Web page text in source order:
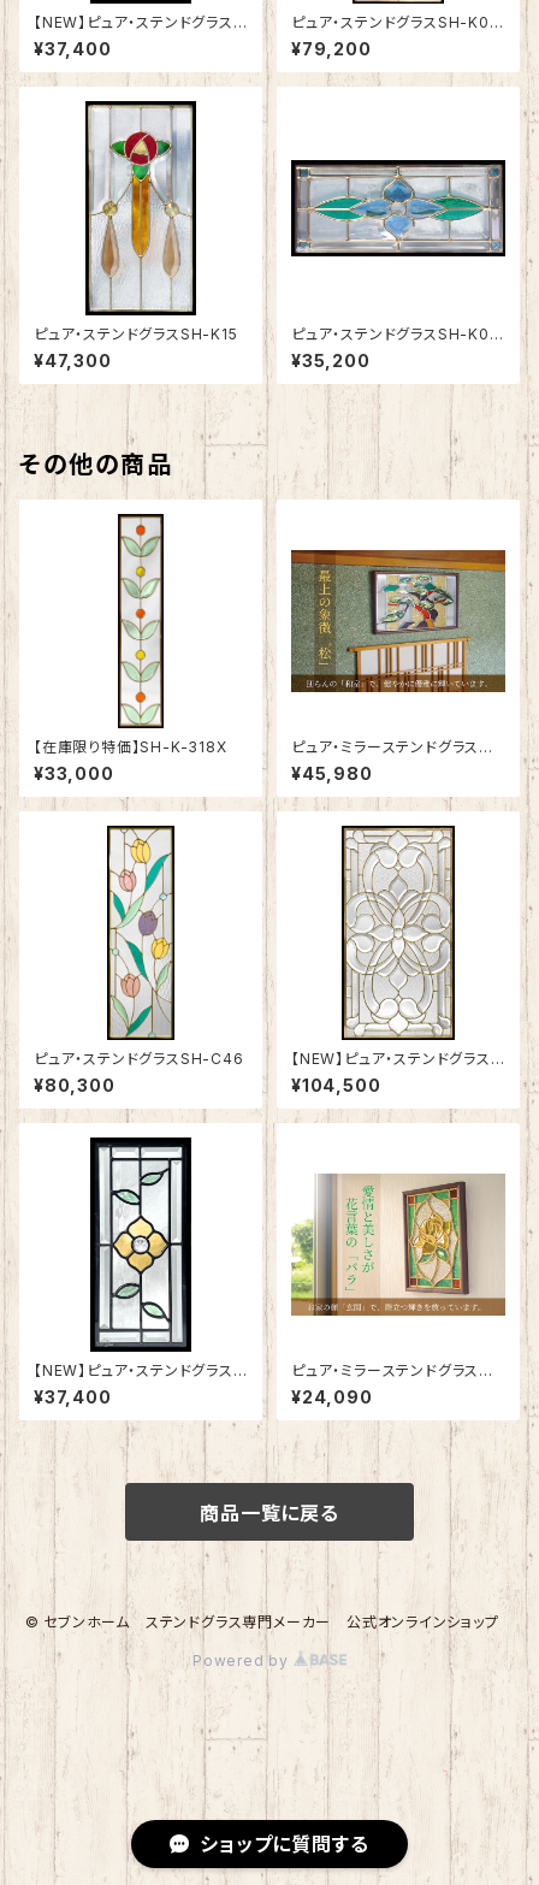
ショップに質問する
【NEW】ピュア・ステンドグラスS
H-K19
¥37,400
ピュア・ステンドグラスSH-K01
N
¥79,200
ピュア・ステンドグラスSH-K15
¥47,300
ピュア・ステンドグラスSH-K03
N
¥35,200
その他の商品
【在庫限り特価】SH-K-318X
¥33,000
ピュア・ミラーステンドグラス
最上の「松」SH-PR02
¥45,980
ピュア・ステンドグラスSH-C46
¥80,300
【NEW】ピュア・ステンドグラスS
H-A50
¥104,500
【NEW】ピュア・ステンドグラスS
H-K19
¥37,400
ピュア・ミラーステンドグラス
愛情の「バラ」SH-PS01
¥24,090
商品一覧に戻る
© セブンホーム ステンドグラス専門メーカー 公式オンラインショップ
Powered by